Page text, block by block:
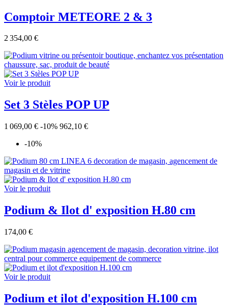
Comptoir METEORE 2 & 3
2 354,00 €
Voir le produit
Set 3 Stèles POP UP
1 069,00 € -10% 962,10 €
-10%
Voir le produit
Podium & Ilot d' exposition H.80 cm
174,00 €
Voir le produit
Podium et ilot d'exposition H.100 cm